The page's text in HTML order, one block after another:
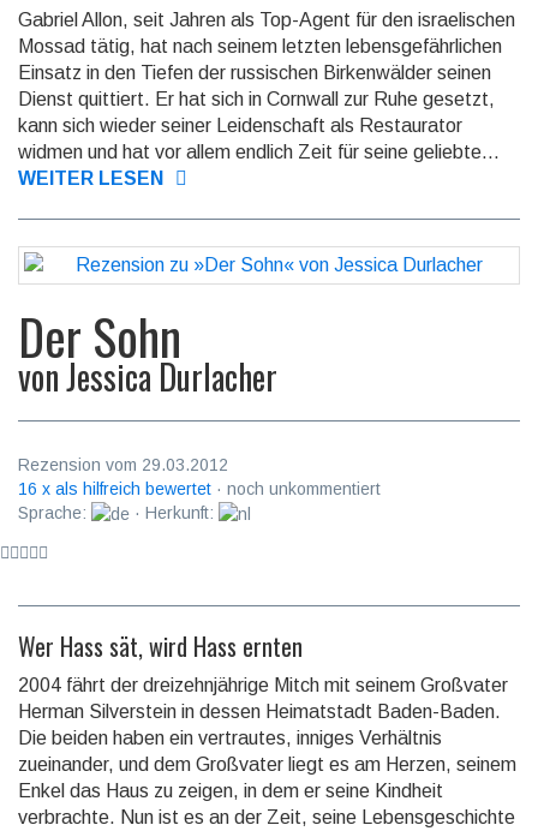
Gabriel Allon, seit Jahren als Top-Agent für den israelischen
Mossad tätig, hat nach seinem letzten lebensgefährlichen
Einsatz in den Tiefen der russischen Birkenwälder seinen
Dienst quittiert. Er hat sich in Cornwall zur Ruhe gesetzt,
kann sich wieder seiner Leidenschaft als Restaurator
widmen und hat vor allem endlich Zeit für seine geliebte...
WEITER LESEN
Der Sohn
vonJessica Durlacher
Rezension vom 29.03.2012
16 x als hilfreich bewertet · noch unkommentiert
Sprache:
· Herkunft:
Wer Hass sät, wird Hass ernten
2004 fährt der dreizehnjährige Mitch mit seinem Großvater
Herman Silverstein in dessen Heimatstadt Baden-Baden.
Die beiden haben ein vertrautes, inniges Verhältnis
zueinander, und dem Großvater liegt es am Herzen, seinem
Enkel das Haus zu zeigen, in dem er seine Kindheit
verbrachte. Nun ist es an der Zeit, seine Lebensgeschichte